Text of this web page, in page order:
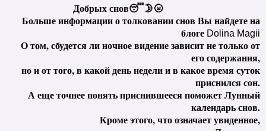
Добрых снов😴🌛🌝
Больше информации о толковании снов Вы найдете на
блоге Dolina Magii
О том, сбудется ли ночное видение зависит не только от
его содержания,
но и от того, в какой день недели и в какое время суток
приснился сон.
А еще точнее понять приснившееся поможет Лунный
календарь снов.
Кроме этого, что означает увиденное,